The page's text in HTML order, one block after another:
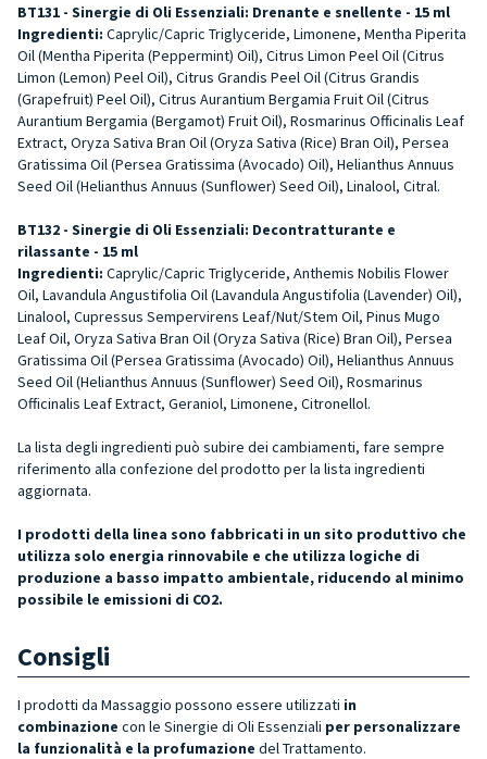
BT131 - Sinergie di Oli Essenziali: Drenante e snellente - 15 ml
Ingredienti: Caprylic/Capric Triglyceride, Limonene, Mentha Piperita
Oil (Mentha Piperita (Peppermint) Oil), Citrus Limon Peel Oil (Citrus
Limon (Lemon) Peel Oil), Citrus Grandis Peel Oil (Citrus Grandis
(Grapefruit) Peel Oil), Citrus Aurantium Bergamia Fruit Oil (Citrus
Aurantium Bergamia (Bergamot) Fruit Oil), Rosmarinus Officinalis Leaf
Extract, Oryza Sativa Bran Oil (Oryza Sativa (Rice) Bran Oil), Persea
Gratissima Oil (Persea Gratissima (Avocado) Oil), Helianthus Annuus
Seed Oil (Helianthus Annuus (Sunflower) Seed Oil), Linalool, Citral.
BT132 - Sinergie di Oli Essenziali: Decontratturante e
rilassante - 15 ml
Ingredienti: Caprylic/Capric Triglyceride, Anthemis Nobilis Flower
Oil, Lavandula Angustifolia Oil (Lavandula Angustifolia (Lavender) Oil),
Linalool, Cupressus Sempervirens Leaf/Nut/Stem Oil, Pinus Mugo
Leaf Oil, Oryza Sativa Bran Oil (Oryza Sativa (Rice) Bran Oil), Persea
Gratissima Oil (Persea Gratissima (Avocado) Oil), Helianthus Annuus
Seed Oil (Helianthus Annuus (Sunflower) Seed Oil), Rosmarinus
Officinalis Leaf Extract, Geraniol, Limonene, Citronellol.
La lista degli ingredienti può subire dei cambiamenti, fare sempre
riferimento alla confezione del prodotto per la lista ingredienti
aggiornata.
I prodotti della linea sono fabbricati in un sito produttivo che
utilizza solo energia rinnovabile e che utilizza logiche di
produzione a basso impatto ambientale, riducendo al minimo
possibile le emissioni di CO2.
Consigli
I prodotti da Massaggio possono essere utilizzati in
combinazione con le Sinergie di Oli Essenziali per personalizzare
la funzionalità e la profumazione del Trattamento.